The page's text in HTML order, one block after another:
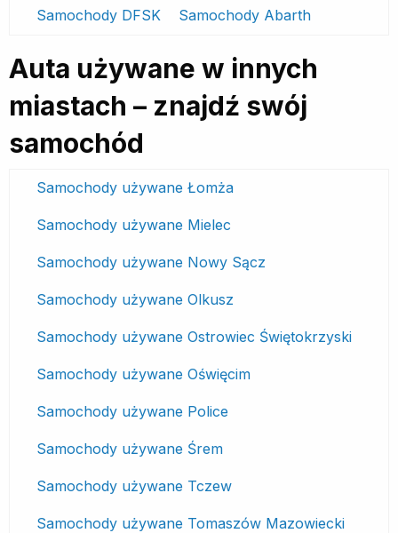
Samochody DFSK Samochody Abarth
Auta używane w innych
miastach – znajdź swój
samochód
Samochody używane Łomża
Samochody używane Mielec
Samochody używane Nowy Sącz
Samochody używane Olkusz
Samochody używane Ostrowiec Świętokrzyski
Samochody używane Oświęcim
Samochody używane Police
Samochody używane Śrem
Samochody używane Tczew
Samochody używane Tomaszów Mazowiecki